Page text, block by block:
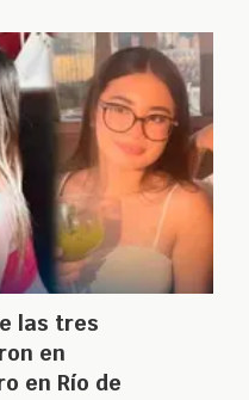
las tres
en
en Río de